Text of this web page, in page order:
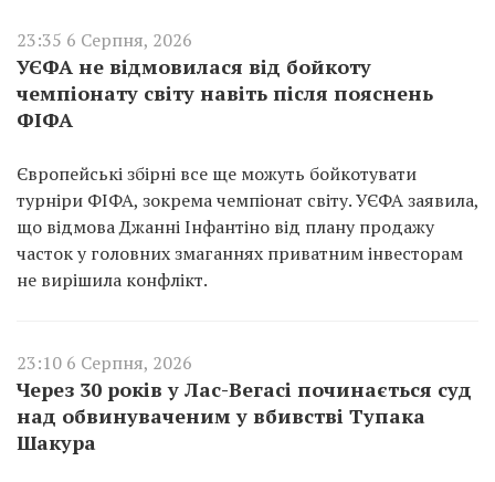
23:35 6 Серпня, 2026
УЄФА не відмовилася від бойкоту
чемпіонату світу навіть після пояснень
ФІФА
Європейські збірні все ще можуть бойкотувати
турніри ФІФА, зокрема чемпіонат світу. УЄФА заявила,
що відмова Джанні Інфантіно від плану продажу
часток у головних змаганнях приватним інвесторам
не вирішила конфлікт.
23:10 6 Серпня, 2026
Через 30 років у Лас-Вегасі починається суд
над обвинуваченим у вбивстві Тупака
Шакура